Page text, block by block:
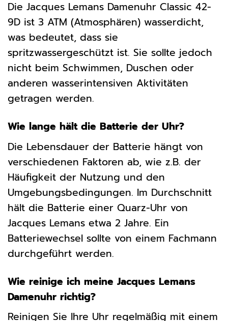
Die Jacques Lemans Damenuhr Classic 42-
9D ist 3 ATM (Atmosphären) wasserdicht,
was bedeutet, dass sie
spritzwassergeschützt ist. Sie sollte jedoch
nicht beim Schwimmen, Duschen oder
anderen wasserintensiven Aktivitäten
getragen werden.
Wie lange hält die Batterie der Uhr?
Die Lebensdauer der Batterie hängt von
verschiedenen Faktoren ab, wie z.B. der
Häufigkeit der Nutzung und den
Umgebungsbedingungen. Im Durchschnitt
hält die Batterie einer Quarz-Uhr von
Jacques Lemans etwa 2 Jahre. Ein
Batteriewechsel sollte von einem Fachmann
durchgeführt werden.
Wie reinige ich meine Jacques Lemans
Damenuhr richtig?
Reinigen Sie Ihre Uhr regelmäßig mit einem